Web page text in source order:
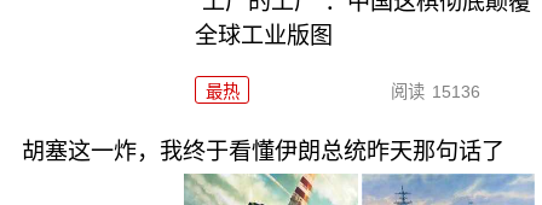
全球工业版图
最热 阅读 15136
胡塞这一炸，我终于看懂伊朗总统昨天那句话了